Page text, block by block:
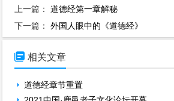
上一篇：道德经第一章解秘
下一篇：外国人眼中的《道德经》
 相关文章
道德经章节重置